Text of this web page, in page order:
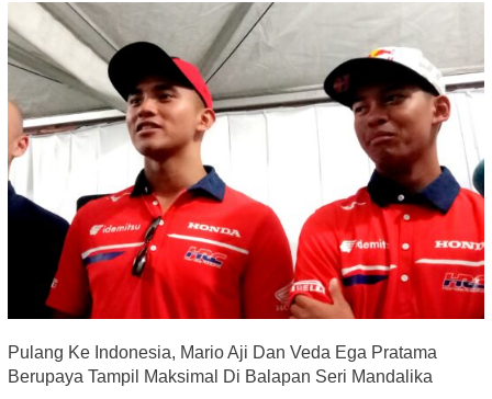
Pulang Ke Indonesia, Mario Aji Dan Veda Ega Pratama
Berupaya Tampil Maksimal Di Balapan Seri Mandalika